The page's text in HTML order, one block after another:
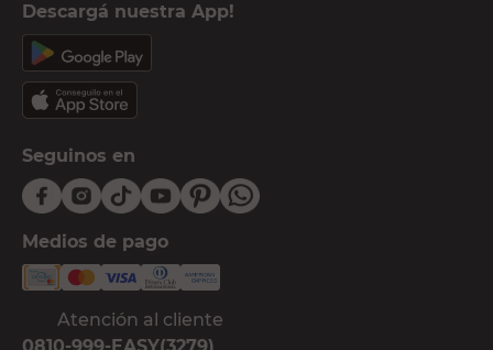
Descargá nuestra App!
Seguinos en
Medios de pago
Atención al cliente